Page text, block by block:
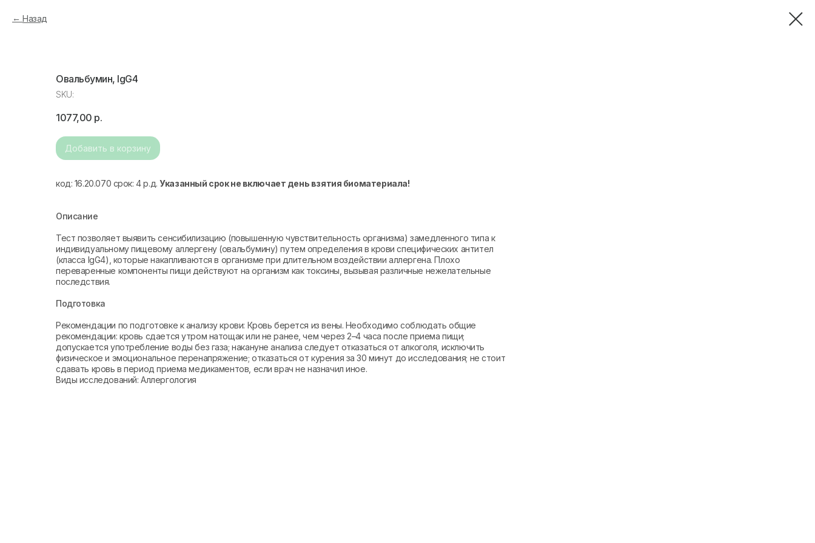
Назад
Овальбумин, IgG4
SKU:
1077,00 р.
Добавить в корзину
код: 16.20.070 срок: 4 р.д.Указанный срок не включает день взятия биоматериала!
Описание
Тест позволяет выявить сенсибилизацию (повышенную чувствительность организма) замедленного типа к
индивидуальному пищевому аллергену (овальбумину) путем определения в крови специфических антител
(класса IgG4), которые накапливаются в организме при длительном воздействии аллергена. Плохо
переваренные компоненты пищи действуют на организм как токсины, вызывая различные нежелательные
последствия.
Подготовка
Рекомендации по подготовке к анализу крови: Кровь берется из вены. Необходимо соблюдать общие
рекомендации: кровь сдается утром натощак или не ранее, чем через 2–4 часа после приема пищи;
допускается употребление воды без газа; накануне анализа следует отказаться от алкоголя, исключить
физическое и эмоциональное перенапряжение; отказаться от курения за 30 минут до исследования; не стоит
сдавать кровь в период приема медикаментов, если врач не назначил иное.
Виды исследований: Аллергология